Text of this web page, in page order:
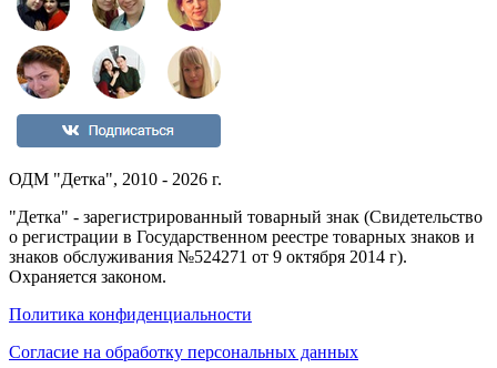
ОДМ "Детка", 2010 - 2026 г.
"Детка" - зарегистрированный товарный знак (Свидетельство
о регистрации в Государственном реестре товарных знаков и
знаков обслуживания №524271 от 9 октября 2014 г).
Охраняется законом.
Политика конфиденциальности
Согласие на обработку персональных данных